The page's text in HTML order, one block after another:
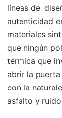
líneas del
autenticidad
materiales
que ningún
térmica que
abrir la puerta
con la
asfalto y ruido.